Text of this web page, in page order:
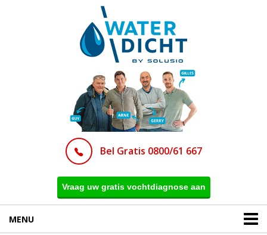
Bel Gratis 0800/61 667
Vraag uw gratis vochtdiagnose aan
MENU